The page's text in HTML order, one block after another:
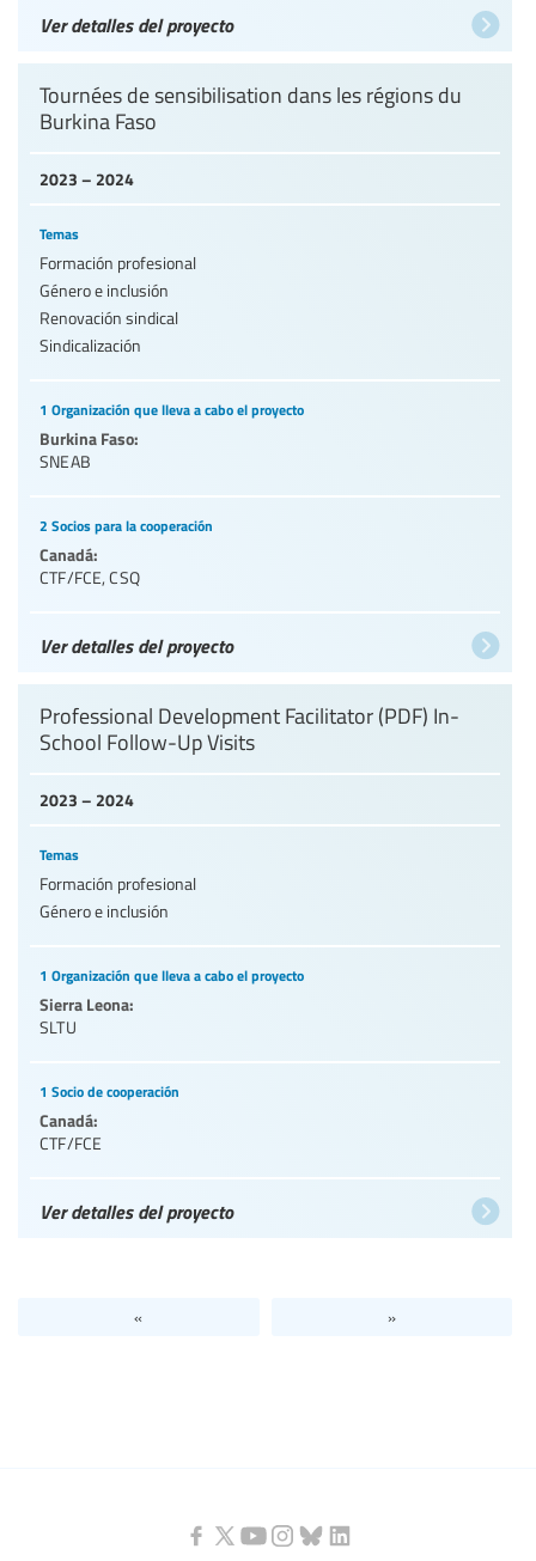
Ver detalles del proyecto
2023 – 2024
Tournées de sensibilisation dans les régions du
Burkina Faso
Temas
Formación profesional
Género e inclusión
Renovación sindical
Sindicalización
1 Organización que lleva a cabo el proyecto
Burkina Faso:
SNEAB
2 Socios para la cooperación
Canadá:
CTF/FCE,CSQ
Ver detalles del proyecto
2023 – 2024
Professional Development Facilitator (PDF) In-
School Follow-Up Visits
Temas
Formación profesional
Género e inclusión
1 Organización que lleva a cabo el proyecto
Sierra Leona:
SLTU
1 Socio de cooperación
Canadá:
CTF/FCE
Ver detalles del proyecto
« »